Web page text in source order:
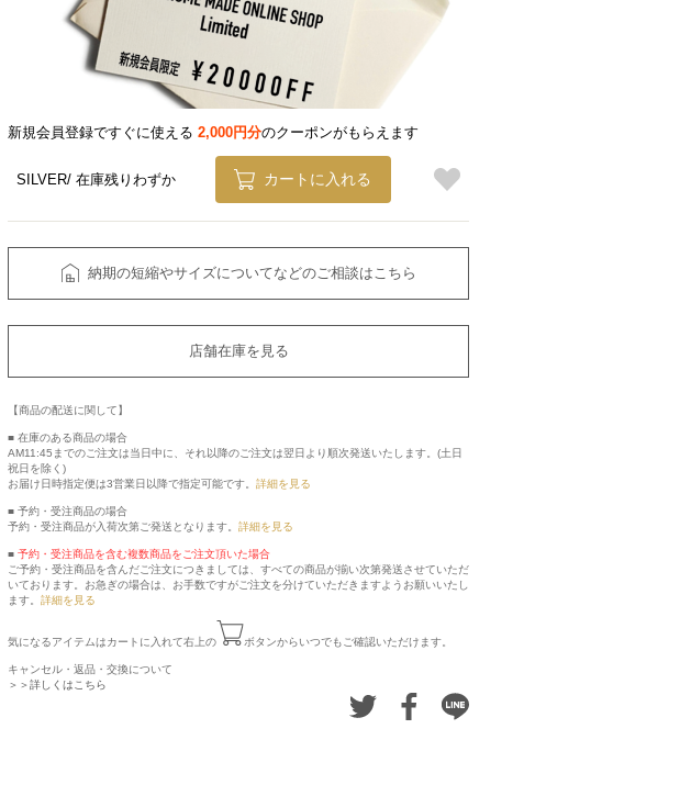
新規会員登録ですぐに使える 2,000円分のクーポンがもらえます
SILVER 在庫残りわずか カートに入れる
納期の短縮やサイズについてなどのご相談はこちら
店舗在庫を見る
【商品の配送に関して】
■ 在庫のある商品の場合
AM11:45までのご注文は当日中に、それ以降のご注文は翌日より順次発送いたします。(土日
祝日を除く)
お届け日時指定便は3営業日以降で指定可能です。 詳細を見る
■ 予約・受注商品の場合
予約・受注商品が入荷次第ご発送となります。 詳細を見る
■ 予約・受注商品を含む複数商品をご注文頂いた場合
ご予約・受注商品を含んだご注文につきましては、すべての商品が揃い次第発送させていただ
いております。お急ぎの場合は、お手数ですがご注文を分けていただきますようお願いいたし
ます。 詳細を見る
気になるアイテムはカートに入れて右上の ボタンからいつでもご確認いただけます。
キャンセル・返品・交換について
＞＞詳しくはこちら